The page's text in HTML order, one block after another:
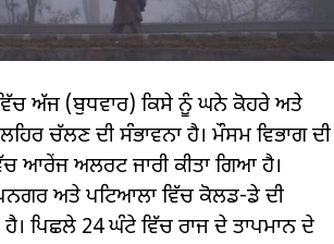
ਅੱਜ (ਬੁਧਵਾਰ) ਕਿਸੇ ਨੂੰ ਘਨੇ ਕੋਹਰੇ ਅਤੇ
ਚੱਲਣ ਦੀ ਸੰਭਾਵਨਾ ਹੈ। ਮੌਸਮ ਵਿਭਾਗ ਦੀ
ਆਰੇਂਜ ਅਲਰਟ ਜਾਰੀ ਕੀਤਾ ਗਿਆ ਹੈ।
ਅਤੇ ਪਟਿਆਲਾ ਵਿੱਚ ਕੋਲਡ-ਡੇ ਦੀ
ਹੈ। ਪਿਛਲੇ 24 ਘੰਟੇ ਵਿੱਚ ਰਾਜ ਦੇ ਤਾਪਮਾਨ ਦੇ